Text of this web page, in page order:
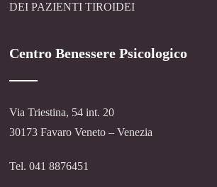
DEI PAZIENTI TIROIDEI
Centro Benessere Psicologico
Via Triestina, 54 int. 20
30173 Favaro Veneto – Venezia
Tel. 041 8876451